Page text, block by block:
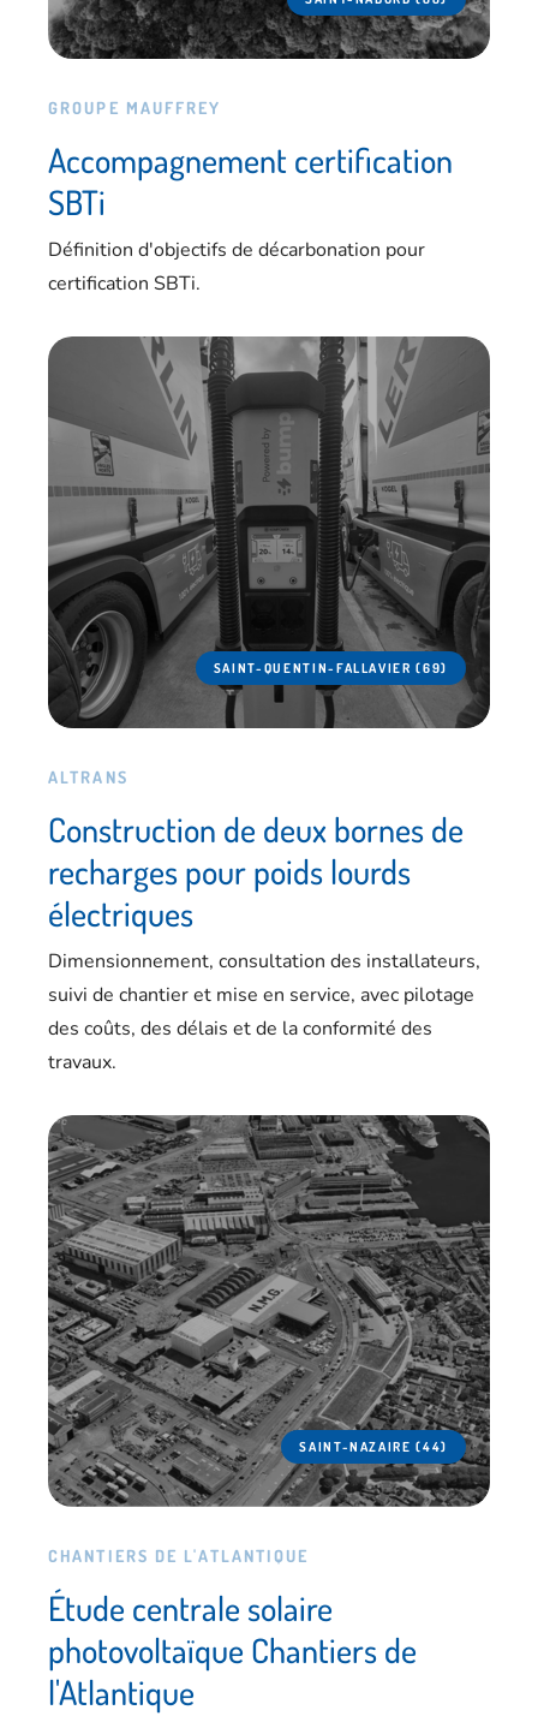
GROUPE MAUFFREY
Accompagnement certification
SBTi
Définition d'objectifs de décarbonation pour
certification SBTi.
SAINT-QUENTIN-FALLAVIER (69)
ALTRANS
Construction de deux bornes de
recharges pour poids lourds
électriques
Dimensionnement, consultation des installateurs,
suivi de chantier et mise en service, avec pilotage
des coûts, des délais et de la conformité des
travaux.
SAINT-NAZAIRE (44)
CHANTIERS DE L'ATLANTIQUE
Étude centrale solaire
photovoltaïque Chantiers de
l'Atlantique